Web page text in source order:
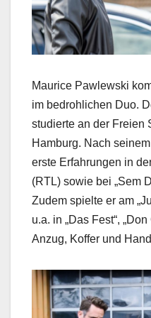
Maurice Pawlewski
im bedrohlichen Duo.
studierte an der Freien
Hamburg. Nach
erste Erfahrungen in
(RTL) sowie bei „Sem
Zudem spielte er am
u.a. in „Das Fest“,
Anzug, Koffer und